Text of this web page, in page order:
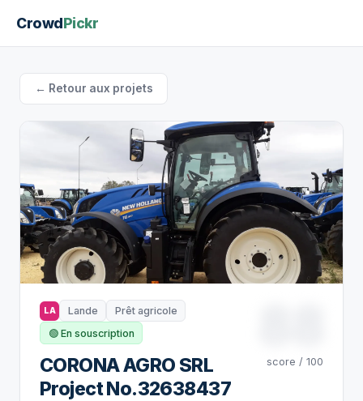
CrowdPickr
← Retour aux projets
LA Lande
Prêt agricole
🟢 En souscription
CORONA AGRO SRL
Project No.32638437
score / 100